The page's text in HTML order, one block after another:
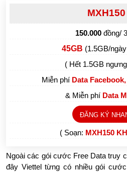
MXH150
150.000đồng/
45GB (1.5GB/
( Hết 1.5GB
Miễn phí Data
& Miễn phí Data
ĐĂNG KÝ
( Soạn: MXH150
Ngoài các gói cước Free Data truy
đây Viettel từng có nhiều gói